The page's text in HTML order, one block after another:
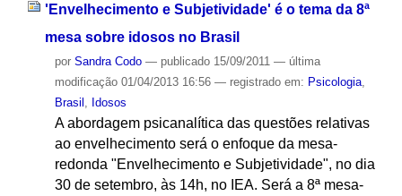
'Envelhecimento e Subjetividade' é o tema da 8ª
mesa sobre idosos no Brasil
por Sandra Codo — publicado15/09/2011 — última
modificação01/04/2013 16:56 — registrado em: Psicologia,
Brasil
Idosos
A abordagem psicanalítica das questões relativas
ao envelhecimento será o enfoque da mesa-
redonda "Envelhecimento e Subjetividade", no dia
30 de setembro, às 14h, no IEA. Será a 8ª mesa-